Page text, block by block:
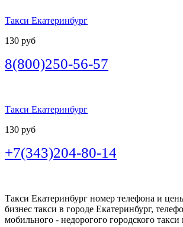
Такси Екатеринбург
130 руб
8(800)250-56-57
Такси Екатеринбург
130 руб
+7(343)204-80-14
Такси Екатеринбург номер телефона и
бизнес такси в городе Екатеринбург,
мобильного - недорогого городского такси